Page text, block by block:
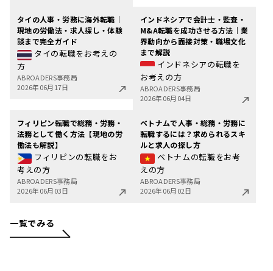
タイの人事・労務に海外転職｜
現地の労働法・求人探し・体験
談まで完全ガイド
タイの転職をお考えの
方
ABROADERS事務局
2026年06月17日
インドネシアで会計士・監査・
M&A転職を成功させる方法｜業
界動向から面接対策・職場文化
まで解説
インドネシアの転職を
お考えの方
ABROADERS事務局
2026年06月04日
フィリピン転職で総務・労務・
法務として働く方法【現地の労
働法も解説】
フィリピンの転職をお
考えの方
ABROADERS事務局
2026年06月03日
ベトナムで人事・総務・労務に
転職するには？求められるスキ
ルと求人の探し方
ベトナムの転職をお考
えの方
ABROADERS事務局
2026年06月02日
一覧でみる